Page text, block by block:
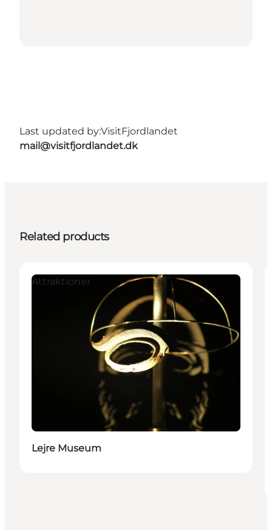
Last updated by:VisitFjordlandet
mail@visitfjordlandet.dk
Related products
Attraktioner
Lejre Museum